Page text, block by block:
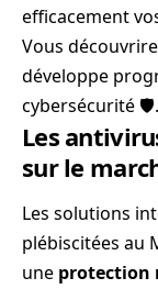
efficacement
Vous
développe
cybersécurité 🛡️.
Les
sur le
Les solutions
plébiscitées au
une protection